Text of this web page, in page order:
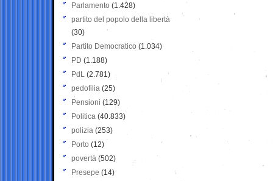
Parlamento (1.428)
partito del popolo della libertà
(30)
Partito Democratico (1.034)
PD (1.188)
PdL (2.781)
pedofilia (25)
Pensioni (129)
Politica (40.833)
polizia (253)
Porto (12)
povertà (502)
Presepe (14)